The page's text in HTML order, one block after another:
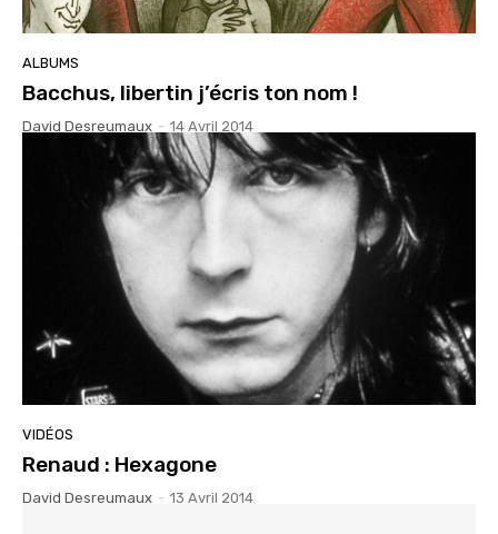
ALBUMS
Bacchus, libertin j’écris ton nom !
David Desreumaux - 14 Avril 2014
VIDÉOS
Renaud : Hexagone
David Desreumaux - 13 Avril 2014